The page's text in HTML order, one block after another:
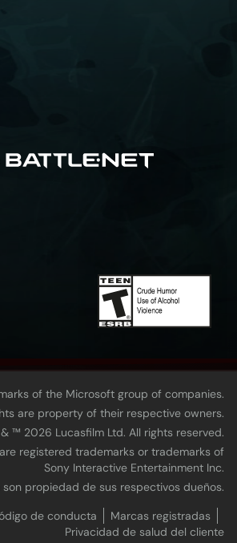
of the Microsoft group of companies.
are property of their respective owners.
& ™ 20‍26 Lucasfilm Ltd. All rights reserved.
registered trademarks or trademarks of
Sony Interactive Entertainment Inc.
propiedad de sus respectivos dueños.
de conducta
Marcas registradas
Privacidad de salud del cliente